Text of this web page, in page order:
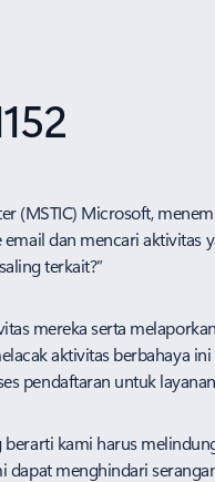
(MSTIC) Microsoft,
dan mencari aktivitas
terkait?”
mereka serta
aktivitas berbahaya
pendaftaran untuk
kami harus
menghindari